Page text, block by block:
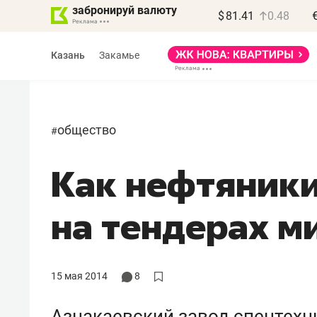
забронируй валюту $ 81.41 0.48
Казань Закамье
#общество
Как
на тендерах
15 мая 2014 8